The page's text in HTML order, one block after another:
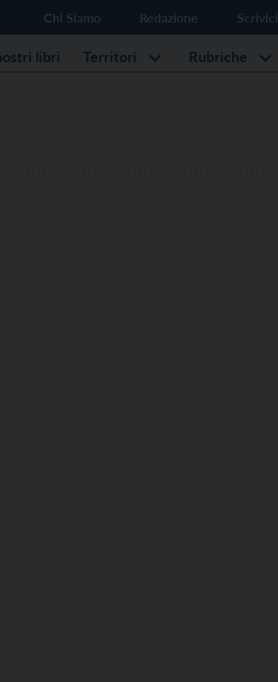
Chi Siamo Redazione Scrivici
libri Territori Rubriche